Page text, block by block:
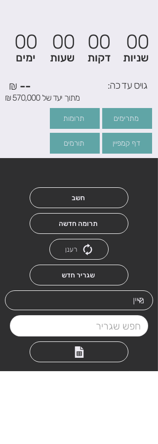
00
ימים
00
שעות
00
דקות
00
שניות
גויס עד כה: --
₪
מתוך יעד של 570,000 ₪
תרומות
תורמים
מתרימים
דף קמפיין
חשב
תרומה חדשה
רענן
שגריר חדש
ניהול שגרירים